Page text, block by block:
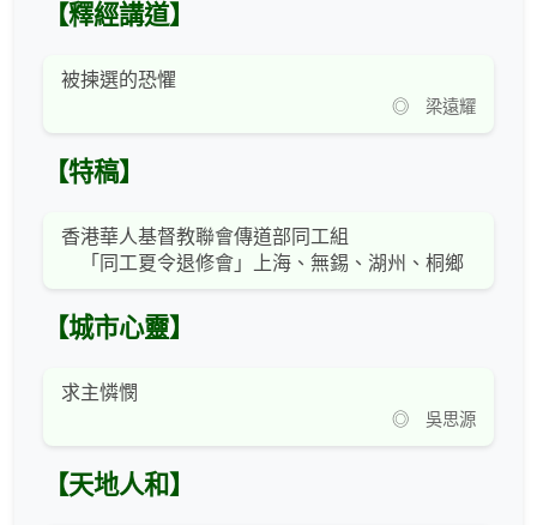
【釋經講道】
被揀選的恐懼
◎ 梁遠耀
【特稿】
香港華人基督教聯會傳道部同工組
「同工夏令退修會」上海、無錫、湖州、桐鄉
【城市心靈】
求主憐憫
◎ 吳思源
【天地人和】